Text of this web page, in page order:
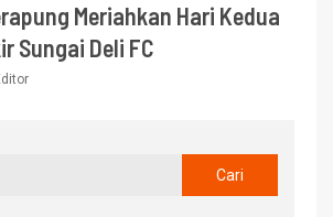
Meriahkan Hari Kedua
Sungai Deli FC